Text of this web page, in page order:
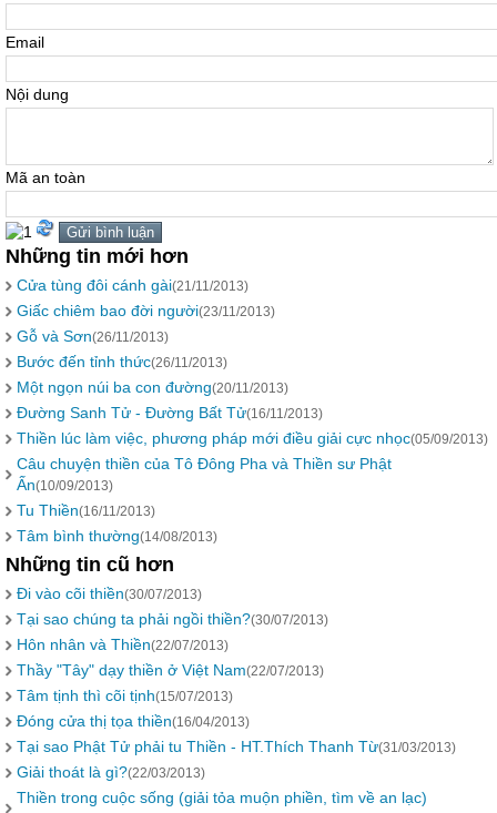
Email
Nội dung
Mã an toàn
Những tin mới hơn
Cửa tùng đôi cánh gài(21/11/2013)
Giấc chiêm bao đời người(23/11/2013)
Gỗ và Sơn(26/11/2013)
Bước đến tỉnh thức(26/11/2013)
Một ngọn núi ba con đường(20/11/2013)
Đường Sanh Tử - Đường Bất Tử(16/11/2013)
Thiền lúc làm việc, phương pháp mới điều giải cực nhọc(05/09/2013)
Câu chuyện thiền của Tô Đông Pha và Thiền sư Phật
Ấn(10/09/2013)
Tu Thiền(16/11/2013)
Tâm bình thường(14/08/2013)
Những tin cũ hơn
Đi vào cõi thiền(30/07/2013)
Tại sao chúng ta phải ngồi thiền?(30/07/2013)
Hôn nhân và Thiền(22/07/2013)
Thầy "Tây" dạy thiền ở Việt Nam(22/07/2013)
Tâm tịnh thì cõi tịnh(15/07/2013)
Đóng cửa thị tọa thiền(16/04/2013)
Tại sao Phật Tử phải tu Thiền - HT.Thích Thanh Từ(31/03/2013)
Giải thoát là gì?(22/03/2013)
Thiền trong cuộc sống (giải tỏa muộn phiền, tìm về an lạc)